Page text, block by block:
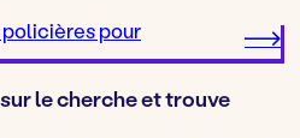
pour
le cherche et trouve